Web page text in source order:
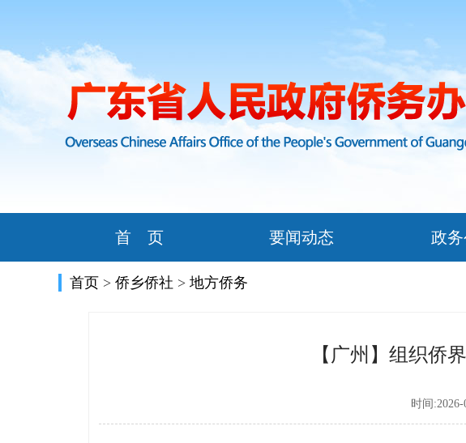
首 页 要闻动态 政
首页 > 侨乡侨社 > 地方侨务
【广州】组织侨
时间:2026-